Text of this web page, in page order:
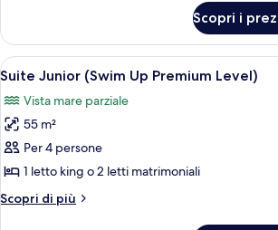
Level)
(Ocean
Front
Premium
Scopri i
Apri
tutte
le
foto
per
Suite
Junior
(Swim
Un'area
7
Suite Junior (Swim Up Premium Level)
Vista mare parziale
55 m²
Per 4 persone
1 letto king o 2 letti matrimoniali
Scopri di più
Altri